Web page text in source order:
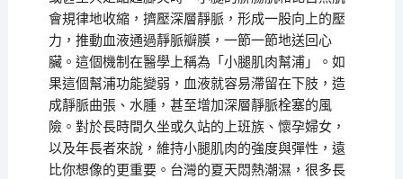
會規律地收縮，擠壓深層靜脈，形成一股向上的壓
力，推動血液通過靜脈瓣膜，一節一節地送回心
臟。這個機制在醫學上稱為「小腿肌肉幫浦」。如
果這個幫浦功能變弱，血液就容易滯留在下肢，造
成靜脈曲張、水腫，甚至增加深層靜脈栓塞的風
險。對於長時間久坐或久站的上班族、懷孕婦女，
以及年長者來說，維持小腿肌肉的強度與彈性，遠
比你想像的更重要。台灣的夏天悶熱潮濕，很多長